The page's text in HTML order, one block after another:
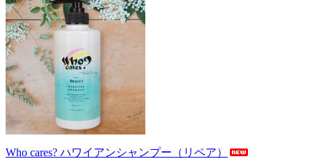
Who cares? ハワイアンシャンプー（リペア）